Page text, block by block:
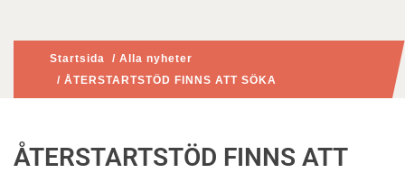
Startsida / Alla nyheter
/ ÅTERSTARTSTÖD FINNS ATT SÖKA
ÅTERSTARTSTÖD FINNS ATT